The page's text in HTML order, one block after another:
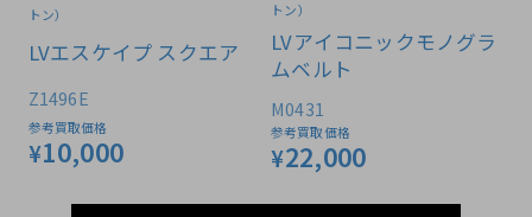
トン）
LVエスケイプ スクエア
Z1496E
参考買取価格
¥10,000
トン）
LVアイコニックモノグラ
ムベルト
M0431
参考買取価格
¥22,000